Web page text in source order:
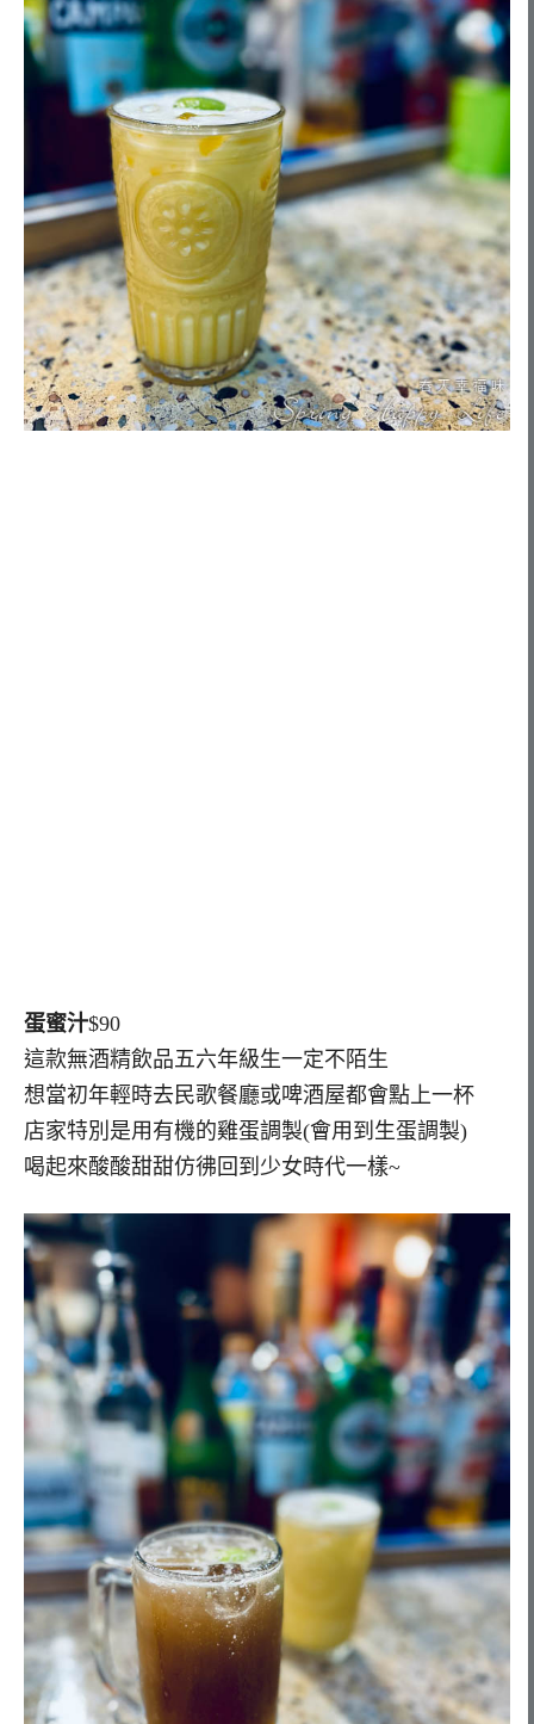
蛋蜜汁$90
這款無酒精飲品五六年級生一定不陌生
想當初年輕時去民歌餐廳或啤酒屋都會點上一杯
店家特別是用有機的雞蛋調製(會用到生蛋調製)
喝起來酸酸甜甜仿彿回到少女時代一樣~